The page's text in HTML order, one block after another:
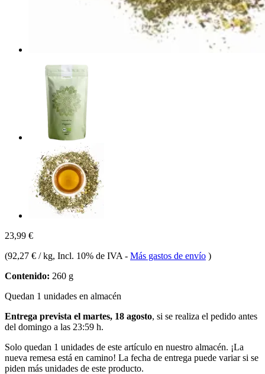
23,99 €
(92,27 € / kg, Incl. 10% de IVA - Más gastos de envío )
Contenido: 260 g
Quedan 1 unidades en almacén
Entrega prevista el martes, 18 agosto, si se realiza el pedido antes
del domingo a las 23:59 h.
Solo quedan 1 unidades de este artículo en nuestro almacén. ¡La
nueva remesa está en camino! La fecha de entrega puede variar si se
piden más unidades de este producto.